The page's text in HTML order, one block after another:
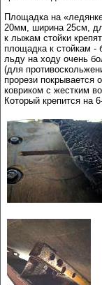
Площадка на
20мм, ширина 25см,
к лыжам стойки
площадка к стойкам -
льду на ходу очень
(для
прорези
ковриком с жестким
Который крепится на